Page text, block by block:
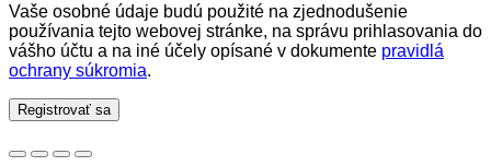
Vaše osobné údaje budú použité na zjednodušenie
používania tejto webovej stránke, na správu prihlasovania do
vášho účtu a na iné účely opísané v dokumente pravidlá
ochrany súkromia.
Registrovať sa